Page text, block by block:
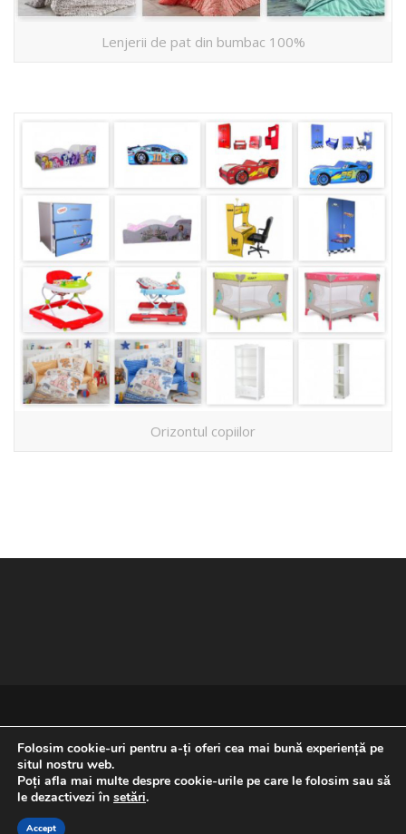
Lenjerii de pat din bumbac 100%
Orizontul copiilor
REVENIRE LA ÎNCEPUTUL PAGINII
Folosim cookie-uri pentru a-ți oferi cea mai bună experiență pe
situl nostru web.
Poți afla mai multe despre cookie-urile pe care le folosim sau să
le dezactivezi în setări.
Accept